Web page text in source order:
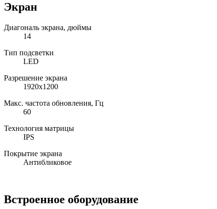
Экран
Диагональ экрана, дюймы
14
Тип подсветки
LED
Разрешение экрана
1920x1200
Макс. частота обновления, Гц
60
Технология матрицы
IPS
Покрытие экрана
Антибликовое
Встроенное оборудование